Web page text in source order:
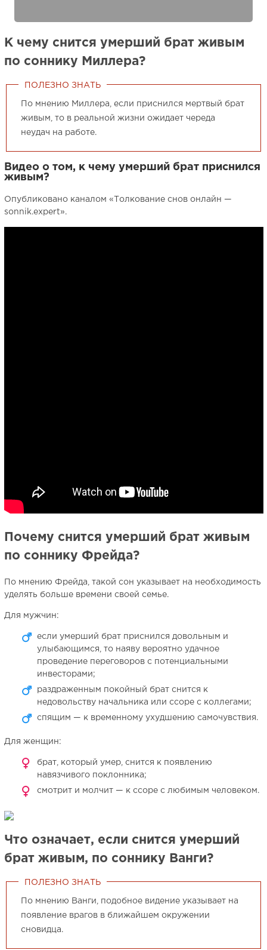
К чему снится умерший брат живым
по соннику Миллера?
ПОЛЕЗНО ЗНАТЬ
По мнению Миллера, если приснился мертвый брат
живым, то в реальной жизни ожидает череда
неудач на работе.
Видео о том, к чему умерший брат приснился
живым?
Опубликовано каналом «Толкование снов онлайн —
sonnik.expert».
Почему снится умерший брат живым
по соннику Фрейда?
По мнению Фрейда, такой сон указывает на необходимость
уделять больше времени своей семье.
Для мужчин:
если умерший брат приснился довольным и
улыбающимся, то наяву вероятно удачное
проведение переговоров с потенциальными
инвесторами;
раздраженным покойный брат снится к
недовольству начальника или ссоре с коллегами;
спящим — к временному ухудшению самочувствия.
Для женщин:
брат, который умер, снится к появлению
навязчивого поклонника;
смотрит и молчит — к ссоре с любимым человеком.
Что означает, если снится умерший
брат живым, по соннику Ванги?
ПОЛЕЗНО ЗНАТЬ
По мнению Ванги, подобное видение указывает на
появление врагов в ближайшем окружении
сновидца.